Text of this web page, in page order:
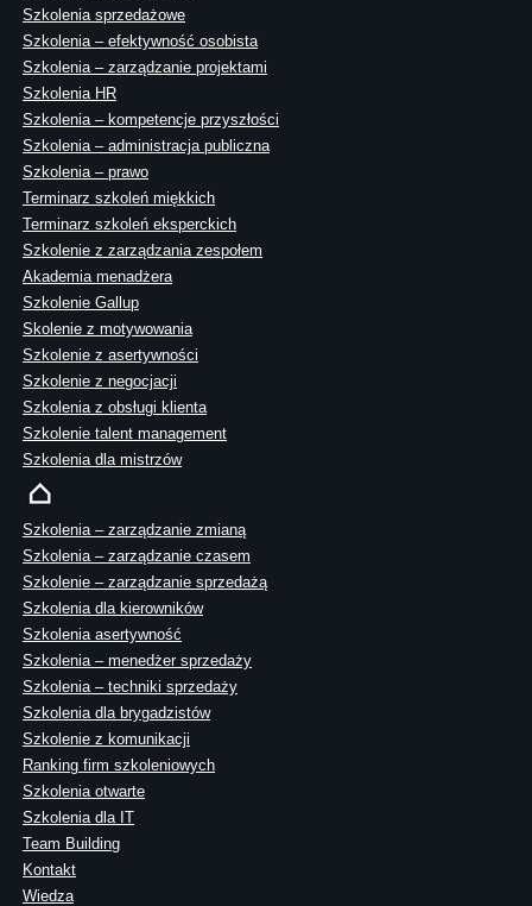
Szkolenia sprzedażowe
Szkolenia – efektywność osobista
Szkolenia – zarządzanie projektami
Szkolenia HR
Szkolenia – kompetencje przyszłości
Szkolenia – administracja publiczna
Szkolenia – prawo
Terminarz szkoleń miękkich
Terminarz szkoleń eksperckich
Szkolenie z zarządzania zespołem
Akademia menadżera
Szkolenie Gallup
Skolenie z motywowania
Szkolenie z asertywności
Szkolenie z negocjacji
Szkolenia z obsługi klienta
Szkolenie talent management
Szkolenia dla mistrzów
Szkolenia – zarządzanie zmianą
Szkolenia – zarządzanie czasem
Szkolenie – zarządzanie sprzedażą
Szkolenia dla kierowników
Szkolenia asertywność
Szkolenia – menedżer sprzedaży
Szkolenia – techniki sprzedaży
Szkolenia dla brygadzistów
Szkolenie z komunikacji
Ranking firm szkoleniowych
Szkolenia otwarte
Szkolenia dla IT
Team Building
Kontakt
Wiedza